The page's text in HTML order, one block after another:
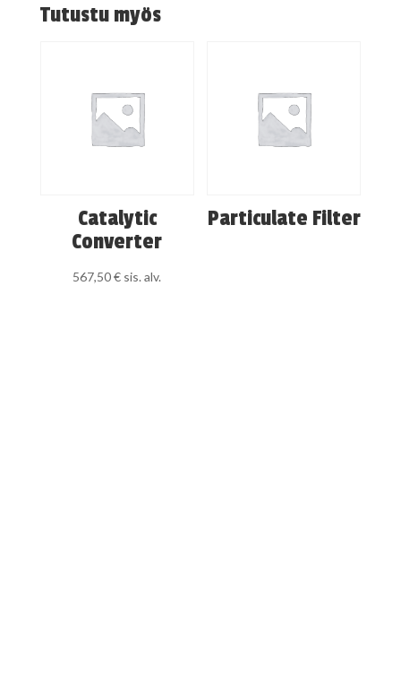
Tutustu myös
Catalytic
Converter
567,50€ sis. alv.
Particulate Filter